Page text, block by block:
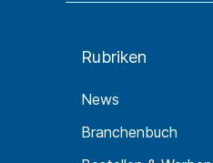
Rubriken
News
Branchenbuch